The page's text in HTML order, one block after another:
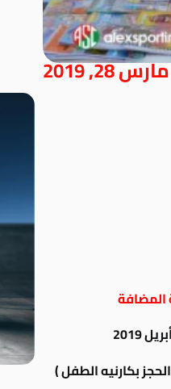
مارس 28, 2019